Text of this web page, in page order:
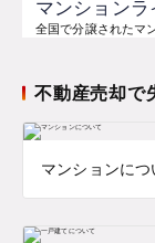
マンションラ
全国で分譲されたマ
不動産売却で
マンションにつ